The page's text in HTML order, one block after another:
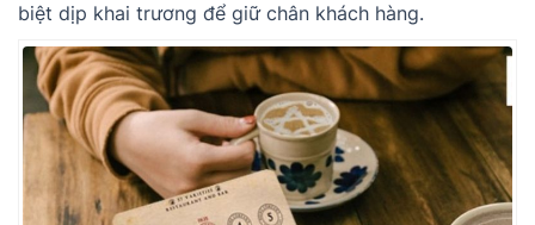
biệt dịp khai trương để giữ chân khách hàng.